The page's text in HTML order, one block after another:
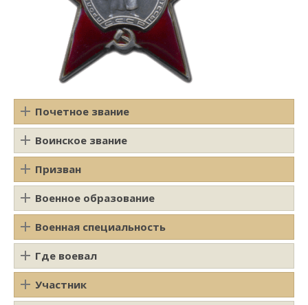
Почетное звание
Воинское звание
Призван
Военное образование
Военная специальность
Где воевал
Участник